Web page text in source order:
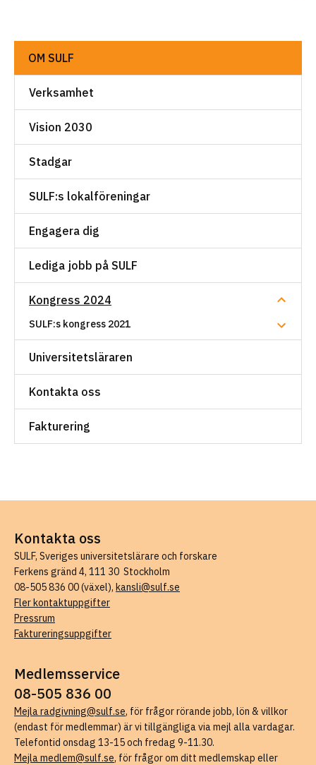
OM SULF
Verksamhet
Vision 2030
Stadgar
SULF:s lokalföreningar
Engagera dig
Lediga jobb på SULF
Kongress 2024
SULF:s kongress 2021
Universitetsläraren
Kontakta oss
Fakturering
Kontakta oss
SULF, Sveriges universitetslärare och forskare
Ferkens gränd 4, 111 30 Stockholm
08-505 836 00 (växel), kansli@sulf.se
Fler kontaktuppgifter
Pressrum
Faktureringsuppgifter
Medlemsservice
08-505 836 00
Mejla radgivning@sulf.se, för frågor rörande jobb, lön & villkor
(endast för medlemmar) är vi tillgängliga via mejl alla vardagar.
Telefontid onsdag 13-15 och fredag 9-11.30.
Mejla medlem@sulf.se, för frågor om ditt medlemskap eller